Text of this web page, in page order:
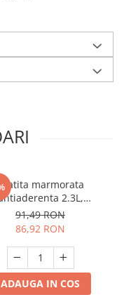
marmorata
2.3L,
inclusiv inductie,
sticla, rosie, ECO-
91,49 RON
86,92 RON
ADAUGA IN COS